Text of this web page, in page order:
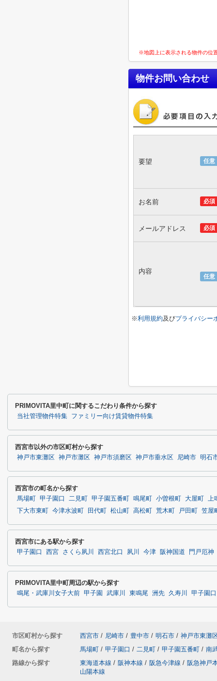
※地図上に表示される物件の位
物件お問い合わせ
任意
要望
必須
お名前
必須
メールアドレス
任意
内容
※利用規約及びプライバシー
PRIMOVITA里中町に関するこだわり条件から探す
当社管理物件特集 ファミリー向け賃貸物件特集
西宮市以外の市区町村から探す
神戸市東灘区 神戸市灘区 神戸市須磨区 神戸市垂水区 尼崎市 明石
西宮市の町名から探す
馬場町 甲子園口 二見町 甲子園五番町 鳴尾町 小曽根町 大屋町
上
下大市東町
今津水波町 田代町 松山町 高松町 荒木町 戸田町 笠屋
西宮市にある駅から探す
甲子園口 西宮 さくら夙川 西宮北口 夙川 今津 阪神国道 門戸厄神
PRIMOVITA里中町周辺の駅から探す
鳴尾・武庫川女子大前 甲子園 武庫川 東鳴尾 洲先 久寿川 甲子園口
市区町村から探す 西宮市 / 尼崎市 / 豊中市 / 明石市 / 神戸市東灘
町名から探す
馬場町 / 甲子園口 / 二見町 / 甲子園五番町 / 南
路線から探す
東海道本線 / 阪神本線 / 阪急今津線 / 阪急神戸
山陽本線